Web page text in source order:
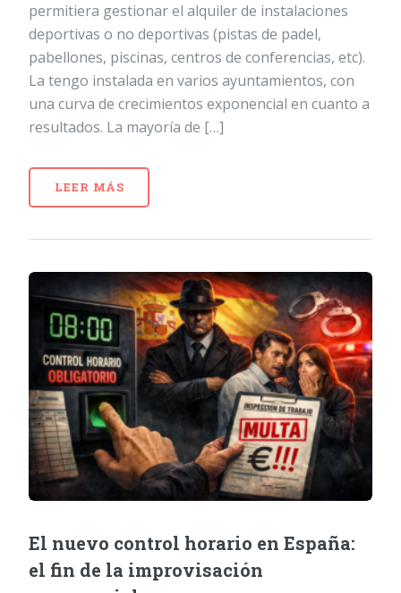
permitiera gestionar el alquiler de instalaciones
deportivas o no deportivas (pistas de padel,
pabellones, piscinas, centros de conferencias, etc).
La tengo instalada en varios ayuntamientos, con
una curva de crecimientos exponencial en cuanto a
resultados. La mayoría de […]
LEER MÁS
El nuevo control horario en España:
el fin de la improvisación